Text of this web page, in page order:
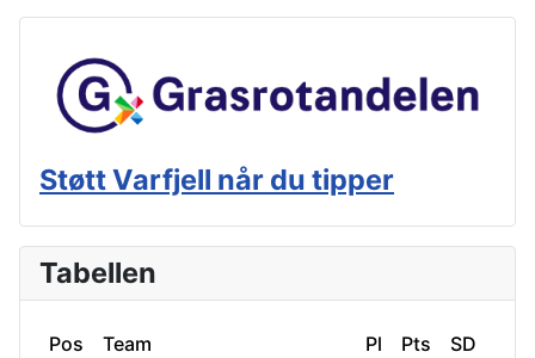
Støtt Varfjell når du tipper
Tabellen
Pos Team Pl Pts SD